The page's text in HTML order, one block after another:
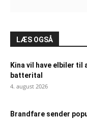
LÆS OGSÅ
Kina vil have elbiler
batterital
4. august 2026
Brandfare sender